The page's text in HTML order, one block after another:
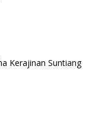
Kerajinan Suntiang